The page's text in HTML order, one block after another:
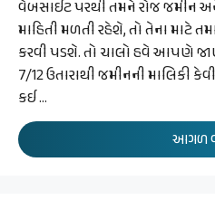
વેબસાઈટ પરથી તમને રોજ જમીન
માહિતી મળતી રહેશે, તો તેના માટે
કરવી પડશે. તો ચાલો હવે આપણે
7/12 ઉતારાથી જમીનની માલિકી
કઈ …
આગળ